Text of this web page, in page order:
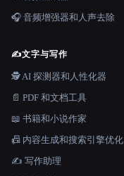
🎧 音频增强器和人声去除
✍️文字与写作
🕵️ AI 探测器和人性化器
📄 PDF 和文档工具
📖 书籍和小说作家
📠 内容生成和搜索引擎优化
✍️ 写作助理